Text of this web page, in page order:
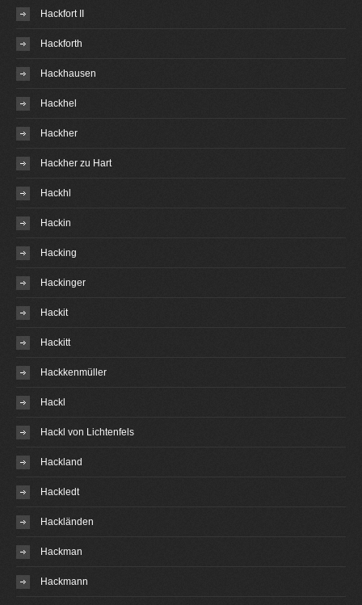
Hackfort II
Hackforth
Hackhausen
Hackhel
Hackher
Hackher zu Hart
Hackhl
Hackin
Hacking
Hackinger
Hackit
Hackitt
Hackkenmüller
Hackl
Hackl von Lichtenfels
Hackland
Hackledt
Hackländen
Hackman
Hackmann